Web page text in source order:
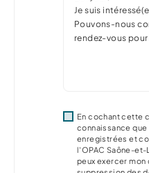
En cochant cette
connaissance
enregistrées et
l'OPAC Saône-et-
peux exercer